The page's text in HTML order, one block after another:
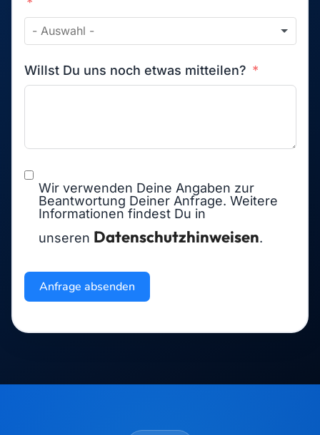
Willst Du uns noch etwas mitteilen?
Wir verwenden Deine Angaben zur
Beantwortung Deiner Anfrage. Weitere
Informationen findest Du in
unseren Datenschutzhinweisen.
Anfrage absenden